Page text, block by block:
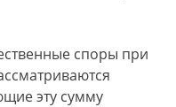
споры при
эту сумму